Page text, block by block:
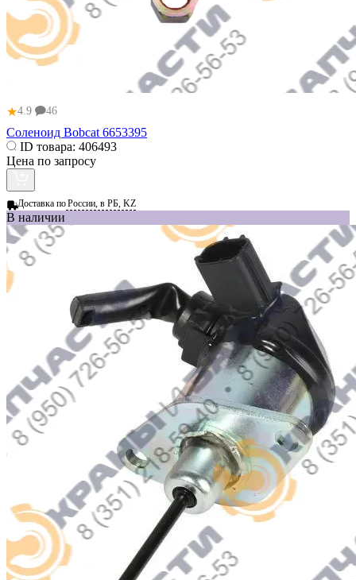
★4.9 46
Соленоид Bobcat 6653395
ID товара: 406493
Цена по запросу
Доставка поРоссии, в РБ, KZ
В наличии